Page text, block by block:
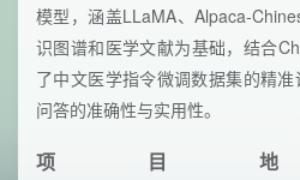
模型，涵盖LLaMA、Alpaca-
识图谱和医学文献为基础，结合
了中文医学指令微调数据集的精
问答的准确性与实用性。
项目